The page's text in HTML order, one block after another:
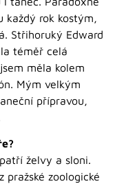
každý rok kostým,
Střihoruký Edward
téměř celá
měla kolem
Mým velkým
přípravou,
želvy a sloni.
pražské zoologické